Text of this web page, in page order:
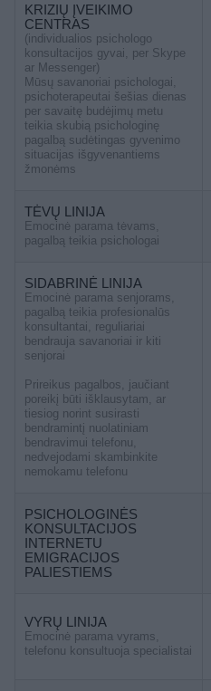
KRIZIŲ ĮVEIKIMO
CENTRAS
(individualios psichologo
konsultacijos gyvai, per Skype
ar Messenger)
Mūsų savanoriai psichologai,
psichoterapeutai šešias dienas
per savaitę budėjimų metu
teikia skubią psichologinę
pagalbą sudėtingas gyvenimo
situacijas išgyvenantiems
žmonėms
TĖVŲ LINIJA
Emocinė parama tėvams,
pagalbą teikia psichologai
SIDABRINĖ LINIJA
Emocinė parama senjorams,
pagalbą teikia profesionalūs
konsultantai, reguliariai
bendrauja savanoriai ir kiti
senjorai
Prireikus pagalbos, jaučiant
poreikį būti išklausytam, ar
tiesiog norint susirasti
bendramintį nuolatiniam
bendravimui telefonu,
nedvejodami skambinkite
nemokamu telefonu
PSICHOLOGINĖS
KONSULTACIJOS
INTERNETU
EMIGRACIJOS
PALIESTIEMS
VYRŲ LINIJA
Emocinė parama vyrams,
telefonu konsultuoja specialistai